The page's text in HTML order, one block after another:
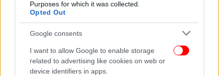
Purposes for which it was collected.
Opted Out
Google consents
I want to allow Google to enable storage
related to advertising like cookies on web or
device identifiers in apps.
05/08/2026 12:32
Ελ Νίνιο: Έρχεται το ισχυρότερο φαινόμενο των